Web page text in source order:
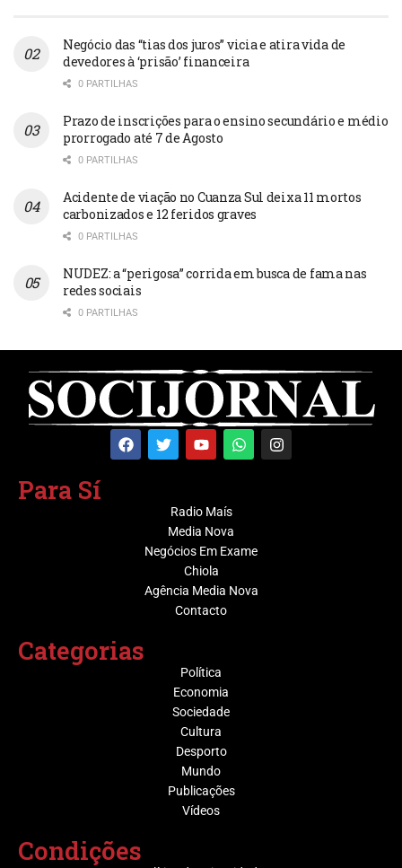
Negócio das “tias dos juros” vicia e atira vida de
devedores à ‘prisão’ financeira
0 PARTILHAS
Prazo de inscrições para o ensino secundário e médio
prorrogado até 7 de Agosto
0 PARTILHAS
Acidente de viação no Cuanza Sul deixa 11 mortos
carbonizados e 12 feridos graves
0 PARTILHAS
NUDEZ: a “perigosa” corrida em busca de fama nas
redes sociais
0 PARTILHAS
Para Sí
Radio Maís
Media Nova
Negócios Em Exame
Chiola
Agência Media Nova
Contacto
Categorias
Política
Economia
Sociedade
Cultura
Desporto
Mundo
Publicações
Vídeos
Condições